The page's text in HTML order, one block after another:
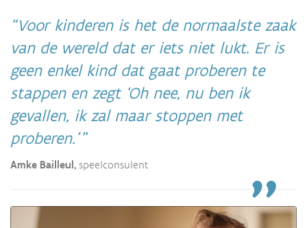
Voor kinderen is het de normaalste zaak
van de wereld dat er iets niet lukt. Er is
geen enkel kind dat gaat proberen te
stappen en zegt ‘Oh nee, nu ben ik
gevallen, ik zal maar stoppen met
proberen.'
Amke Bailleul, speelconsulent